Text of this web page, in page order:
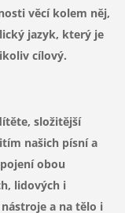
věcí kolem něj,
jazyk, který je
cílový.
složitější
našich písní a
obou
lidových i
a na tělo i